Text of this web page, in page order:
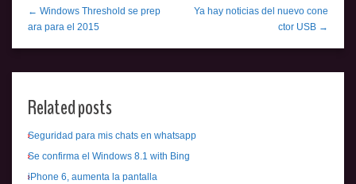
← Windows Threshold se prep
ara para el 2015
Ya hay noticias del nuevo cone
ctor USB →
Related posts
Seguridad para mis chats en whatsapp
Se confirma el Windows 8.1 with Bing
iPhone 6, aumenta la pantalla